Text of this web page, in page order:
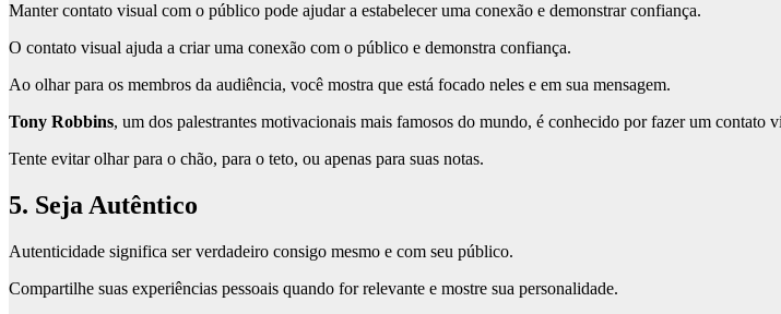
Manter contato visual com o público pode ajudar a estabelecer uma conexão e demonstrar confiança.
O contato visual ajuda a criar uma conexão com o público e demonstra confiança.
Ao olhar para os membros da audiência, você mostra que está focado neles e em sua mensagem.
Tony Robbins, um dos palestrantes motivacionais mais famosos do mundo, é conhecido por fazer um contato
Tente evitar olhar para o chão, para o teto, ou apenas para suas notas.
5. Seja Autêntico
Autenticidade significa ser verdadeiro consigo mesmo e com seu público.
Compartilhe suas experiências pessoais quando for relevante e mostre sua personalidade.